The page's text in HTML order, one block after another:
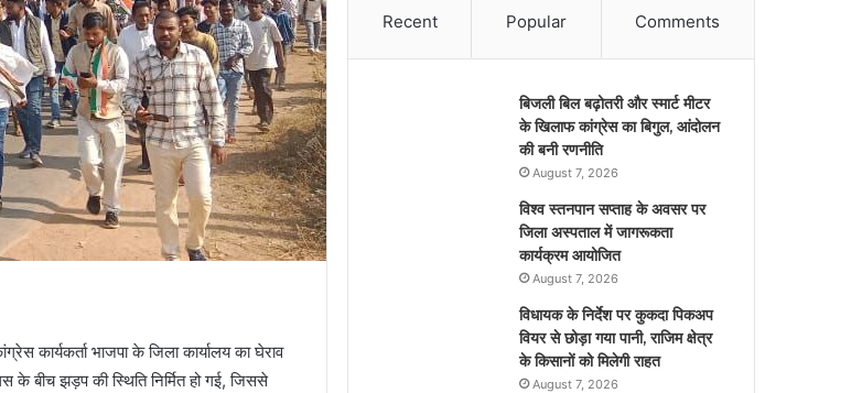
कार्यकर्ता भाजपा के जिला कार्यालय का घेराव
के बीच झड़प की स्थिति निर्मित हो गई, जिससे
Recent Popular Comments
बिजली बिल बढ़ोतरी और स्मार्ट मीटर
के खिलाफ कांग्रेस का बिगुल, आंदोलन
की बनी रणनीति
August 7, 2026
विश्व स्तनपान सप्ताह के अवसर पर
जिला अस्पताल में जागरूकता
कार्यक्रम आयोजित
August 7, 2026
विधायक के निर्देश पर कुकदा पिकअप
वियर से छोड़ा गया पानी, राजिम क्षेत्र
के किसानों को मिलेगी राहत
August 7, 2026